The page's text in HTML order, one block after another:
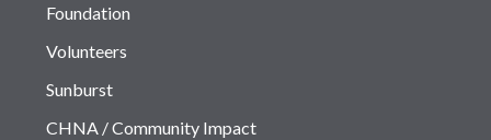
Foundation
Volunteers
Sunburst
CHNA / Community Impact